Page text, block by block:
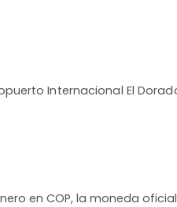
Internacional El
en COP, la moneda